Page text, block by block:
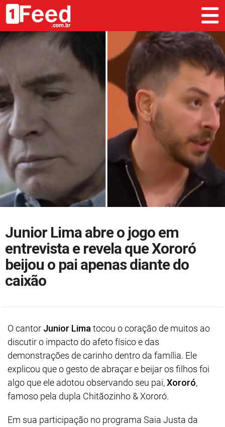
Junior Lima abre o jogo em
entrevista e revela que Xororó
beijou o pai apenas diante do
caixão
O cantor Junior Lima tocou o coração de muitos ao
discutir o impacto do afeto físico e das
demonstrações de carinho dentro da família. Ele
explicou que o gesto de abraçar e beijar os filhos foi
algo que ele adotou observando seu pai,Xororó,
famoso pela dupla Chitãozinho & Xororó.
Em sua participação no programa Saia Justa da